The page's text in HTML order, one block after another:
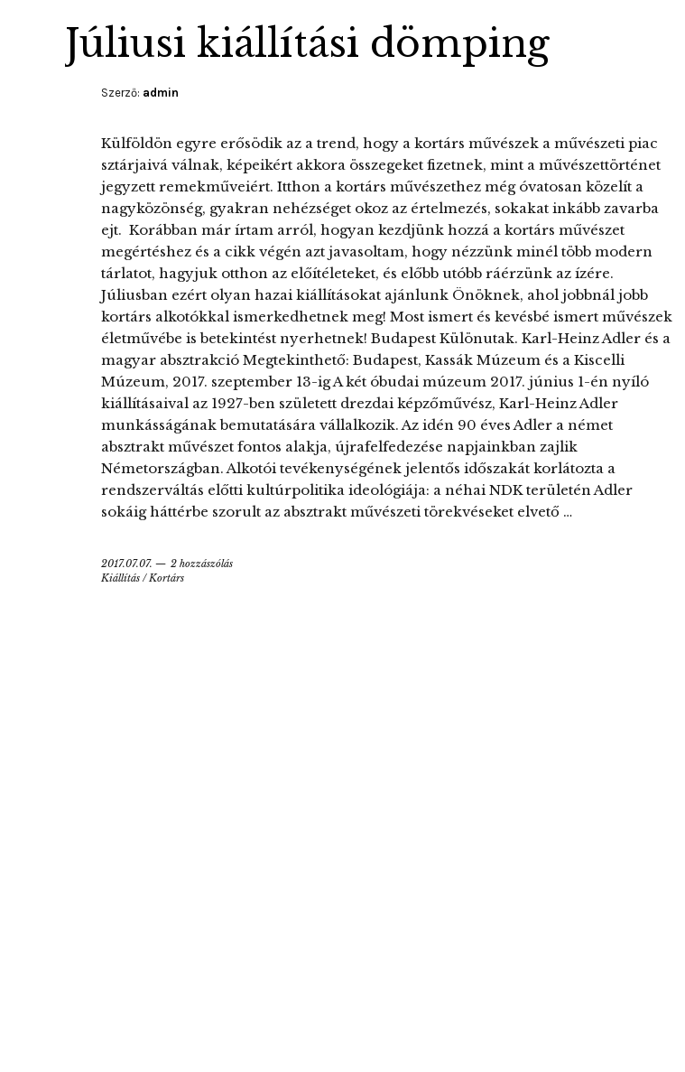
Júliusi kiállítási dömping
Szerző: admin
Külföldön egyre erősödik az a trend, hogy a kortárs művészek a művészeti piac
sztárjaivá válnak, képeikért akkora összegeket fizetnek, mint a művészettörténet
jegyzett remekműveiért. Itthon a kortárs művészethez még óvatosan közelít a
nagyközönség, gyakran nehézséget okoz az értelmezés, sokakat inkább zavarba
ejt. Korábban már írtam arról, hogyan kezdjünk hozzá a kortárs művészet
megértéshez és a cikk végén azt javasoltam, hogy nézzünk minél több modern
tárlatot, hagyjuk otthon az előítéleteket, és előbb utóbb ráérzünk az ízére.
Júliusban ezért olyan hazai kiállításokat ajánlunk Önöknek, ahol jobbnál jobb
kortárs alkotókkal ismerkedhetnek meg! Most ismert és kevésbé ismert művészek
életművébe is betekintést nyerhetnek! Budapest Különutak. Karl-Heinz Adler és a
magyar absztrakció Megtekinthető: Budapest, Kassák Múzeum és a Kiscelli
Múzeum, 2017. szeptember 13-ig A két óbudai múzeum 2017. június 1-én nyíló
kiállításaival az 1927-ben született drezdai képzőművész, Karl-Heinz Adler
munkásságának bemutatására vállalkozik. Az idén 90 éves Adler a német
absztrakt művészet fontos alakja, újrafelfedezése napjainkban zajlik
Németországban. Alkotói tevékenységének jelentős időszakát korlátozta a
rendszerváltás előtti kultúrpolitika ideológiája: a néhai NDK területén Adler
sokáig háttérbe szorult az absztrakt művészeti törekvéseket elvető …
2017.07.07.
2 hozzászólás
Kiállítás /Kortárs